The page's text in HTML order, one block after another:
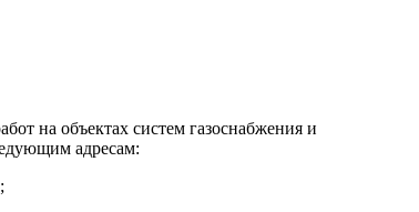
на объектах систем газоснабжения и
адресам: